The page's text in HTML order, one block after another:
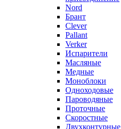
Nord
Брант
Clever
Pallant
Verker
Испарители
Масляные
Медные
Моноблоки
Одноходовые
Пароводяные
Проточные
Скоростные
Двухконтурные